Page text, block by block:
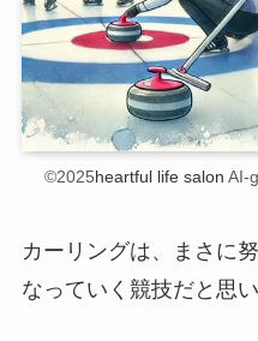
©2025heartful life salon AI-
カーリングは、まさに
なっていく競技だと思い